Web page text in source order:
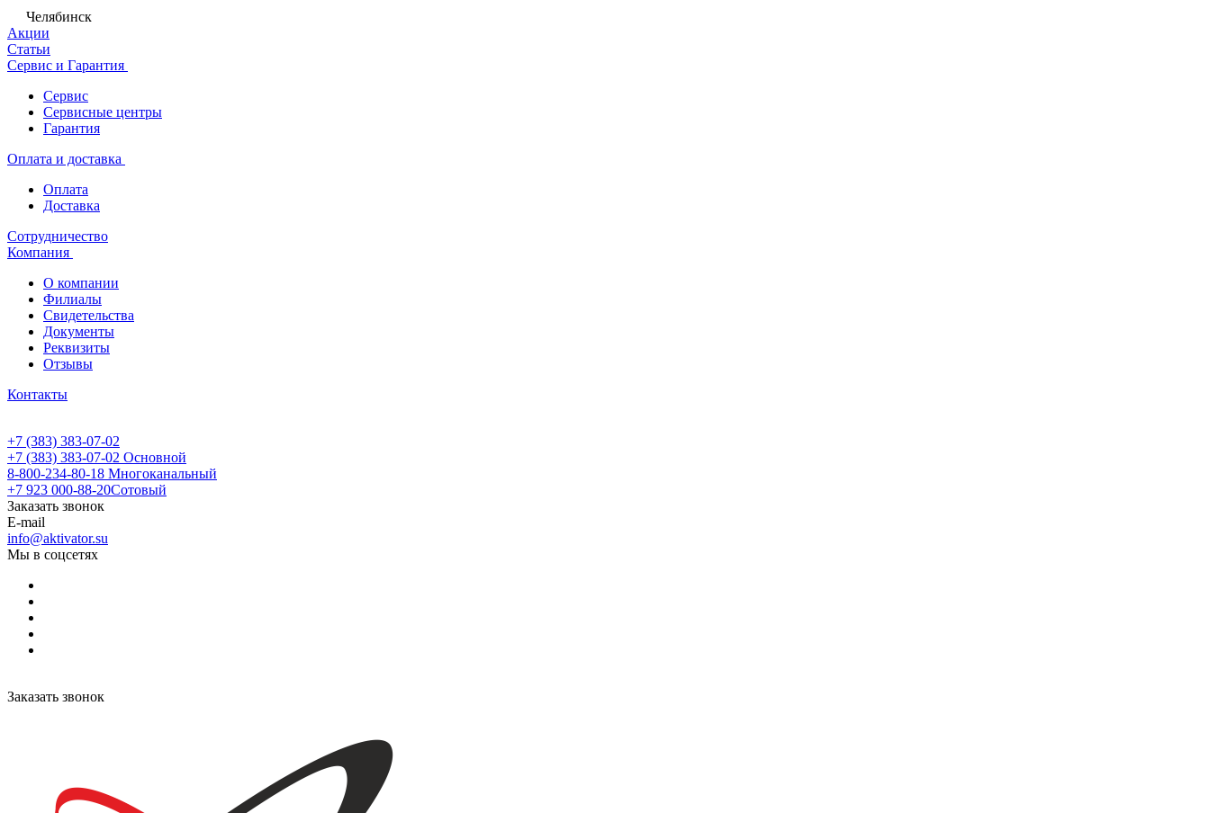
Челябинск
Акции
Статьи
Сервис и Гарантия
Сервис
Сервисные центры
Гарантия
Оплата и доставка
Оплата
Доставка
Сотрудничество
Компания
О компании
Филиалы
Свидетельства
Документы
Реквизиты
Отзывы
Контакты
+7 (383) 383-07-02
+7 (383) 383-07-02 Основной
8-800-234-80-18 Многоканальный
+7 923 000-88-20Сотовый
Заказать звонок
E-mail
info@aktivator.su
Мы в соцсетях
Заказать звонок